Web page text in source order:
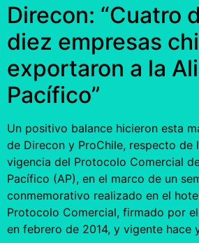
Direcon: “Cuatro
diez empresas
exportaron a la
Pacífico”
Un positivo balance hicieron esta
de Direcon y ProChile, respecto de
vigencia del Protocolo Comercial
Pacífico (AP), en el marco de un
conmemorativo realizado en el
Protocolo Comercial, firmado por
en febrero de 2014, y vigente hace